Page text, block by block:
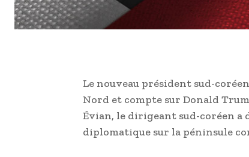
Le nouveau président sud-
Nord et compte sur Donald
Évian, le dirigeant sud-coréen
diplomatique sur la péninsule